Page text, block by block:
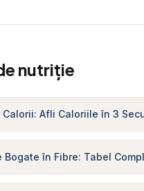
nutriție
Calorii: Afli Caloriile în 3
Bogate în Fibre: Tabel